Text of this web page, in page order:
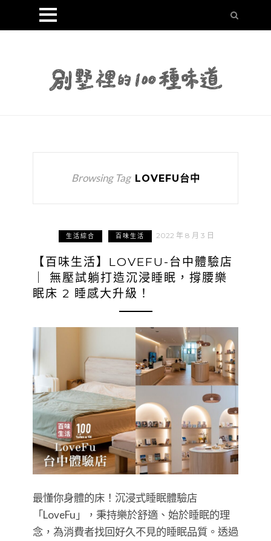
Browsing Tag LOVEFU台中
生活綜合 百味生活 2022 年 8 月 3 日
【百味生活】LOVEFU-台中體驗店
｜ 無壓試躺打造沉浸睡眠，撐腰樂
眠床 2 睡感大升級！
最懂你身體的床！沉浸式睡眠體驗店
「LoveFu」，秉持樂於舒適、始於睡眠的理
念，為消費者找回好久不見的睡眠品質。透過